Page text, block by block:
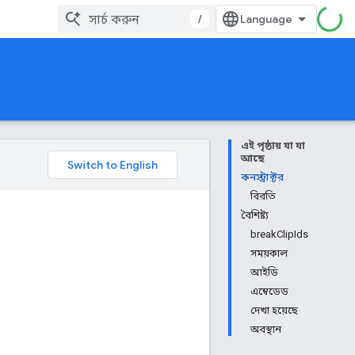
/
এই পৃষ্ঠায় যা যা
আছে
কনস্ট্রাক্টর
বিরতি
বৈশিষ্ট্য
breakClipIds
সময়কাল
আইডি
এম্বেডেড
দেখা হয়েছে
অবস্থান